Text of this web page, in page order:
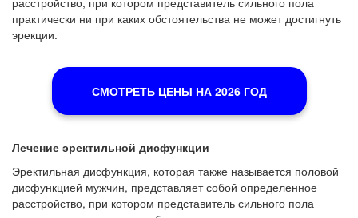
практически ни при каких обстоятельства не может достигнуть
эрекции.
СМОТРЕТЬ ЦЕНЫ НА 2026 ГОД
Лечение эректильной дисфункции
Эректильная дисфункция, которая также называется половой
дисфункцией мужчин, представляет собой определенное
расстройство, при котором представитель сильного пола